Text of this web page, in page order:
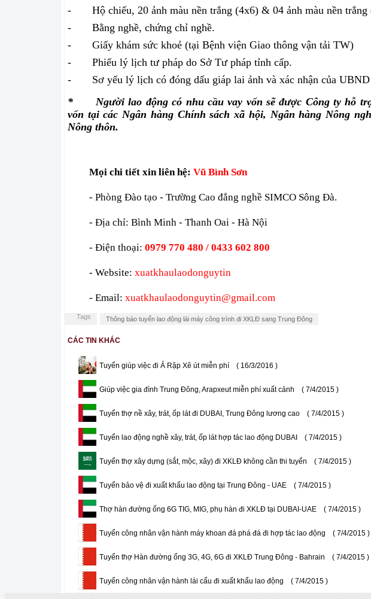
-
Hộ chiếu, 20 ảnh màu nền trắng (4x6) & 04 ảnh màu nền trắng
-
Bằng nghề, chứng chỉ nghề.
-
Giấy khám sức khoẻ (tại Bệnh viện Giao thông vận tải TW)
-
Phiếu lý lịch tư pháp do Sở Tư pháp tỉnh cấp.
-
Sơ yếu lý lịch có đóng dấu giáp lai ảnh và xác nhận của
*
Người lao động có nhu cầu vay vốn sẽ được Công ty hỗ
vốn tại các Ngân hàng Chính sách xã hội, Ngân hàng Nông
Nông thôn.
Mọi chi tiết xin liên hệ: Vũ Bình Sơn
- Phòng Đào tạo - Trường Cao đẳng nghề SIMCO Sông Đà.
- Địa chỉ: Bình Minh - Thanh Oai - Hà Nội
- Điện thoại: 0979 770 480 / 0433 602 800
- Website: xuatkhaulaodonguytin
- Email: xuatkhaulaodonguytin@gmail.com
Tags Thông báo tuyển lao động lái máy công trình đi XKLĐ sang Trung Đông
CÁC TIN KHÁC
Tuyển giúp việc đi Ả Rập Xê út miễn phí ( 16/3/2016 )
Giúp việc gia đình Trung Đông, Arapxeut miễn phí xuất cảnh ( 7/4/2015 )
Tuyển thợ nề xây, trát, ốp lát đi DUBAI, Trung Đông lương cao ( 7/4/2015 )
Tuyển lao động nghề xây, trát, ốp lát hợp tác lao động DUBAI ( 7/4/2015 )
Tuyển thợ xây dựng (sắt, mộc, xây) đi XKLĐ không cần thi tuyển ( 7/4/2015 )
Tuyển bảo vệ đi xuất khẩu lao động tại Trung Đông - UAE ( 7/4/2015 )
Thợ hàn đường ống 6G TIG, MIG, phụ hàn đi XKLĐ tại DUBAI-UAE ( 7/4/2015 )
Tuyển công nhân vận hành máy khoan đá phá đá đi hợp tác lao động ( 7/4/2015 )
Tuyển thợ Hàn đường ống 3G, 4G, 6G đi XKLĐ Trung Đông - Bahrain ( 7/4/2015 )
Tuyển công nhân vận hành lái cẩu đi xuất khẩu lao động ( 7/4/2015 )